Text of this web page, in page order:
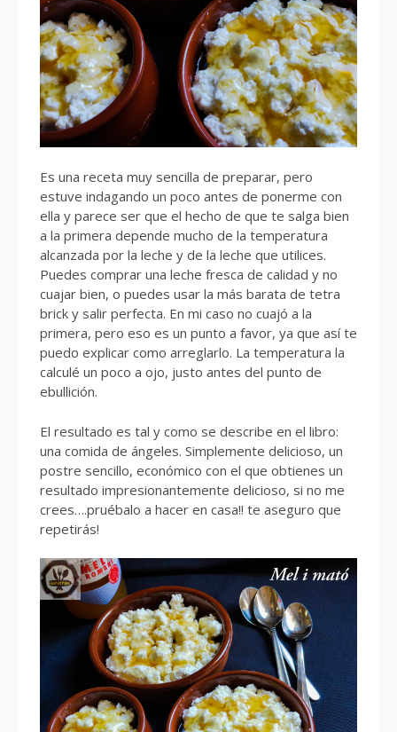
Es una receta muy sencilla de preparar, pero
estuve indagando un poco antes de ponerme con
ella y parece ser que el hecho de que te salga bien
a la primera depende mucho de la temperatura
alcanzada por la leche y de la leche que utilices.
Puedes comprar una leche fresca de calidad y no
cuajar bien, o puedes usar la más barata de tetra
brick y salir perfecta. En mi caso no cuajó a la
primera, pero eso es un punto a favor, ya que así te
puedo explicar como arreglarlo. La temperatura la
calculé un poco a ojo, justo antes del punto de
ebullición.
El resultado es tal y como se describe en el libro:
una comida de ángeles. Simplemente delicioso, un
postre sencillo, económico con el que obtienes un
resultado impresionantemente delicioso, si no me
crees….pruébalo a hacer en casa!! te aseguro que
repetirás!